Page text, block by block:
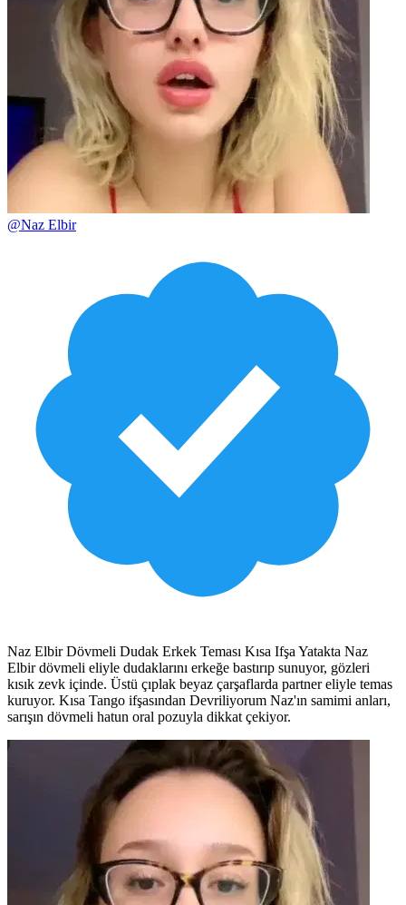
@Naz Elbir
Naz Elbir Dövmeli Dudak Erkek Teması Kısa Ifşa Yatakta Naz
Elbir dövmeli eliyle dudaklarını erkeğe bastırıp sunuyor, gözleri
kısık zevk içinde. Üstü çıplak beyaz çarşaflarda partner eliyle temas
kuruyor. Kısa Tango ifşasından Devriliyorum Naz'ın samimi anları,
sarışın dövmeli hatun oral pozuyla dikkat çekiyor.